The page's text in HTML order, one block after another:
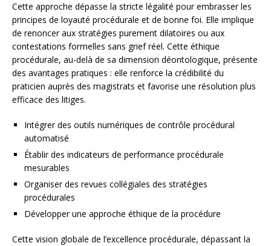
Cette approche dépasse la stricte légalité pour embrasser les
principes de loyauté procédurale et de bonne foi. Elle implique
de renoncer aux stratégies purement dilatoires ou aux
contestations formelles sans grief réel. Cette éthique
procédurale, au-delà de sa dimension déontologique, présente
des avantages pratiques : elle renforce la crédibilité du
praticien auprès des magistrats et favorise une résolution plus
efficace des litiges.
Intégrer des outils numériques de contrôle procédural
automatisé
Établir des indicateurs de performance procédurale
mesurables
Organiser des revues collégiales des stratégies
procédurales
Développer une approche éthique de la procédure
Cette vision globale de l’excellence procédurale, dépassant la